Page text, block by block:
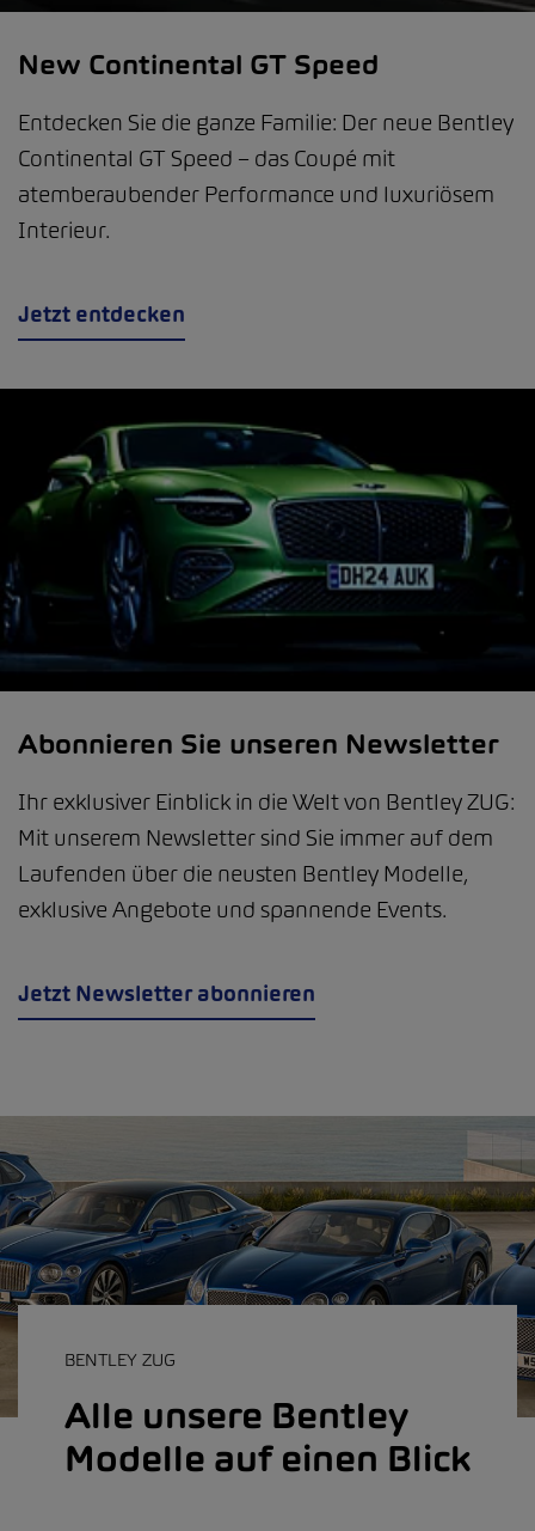
New Continental GT Speed
Entdecken Sie die ganze Familie: Der neue Bentley
Continental GT Speed – das Coupé mit
atemberaubender Performance und luxuriösem
Interieur.
Jetzt entdecken
Abonnieren Sie unseren Newsletter
Ihr exklusiver Einblick in die Welt von Bentley ZUG:
Mit unserem Newsletter sind Sie immer auf dem
Laufenden über die neusten Bentley Modelle,
exklusive Angebote und spannende Events.
Jetzt Newsletter abonnieren
BENTLEY ZUG
Alle unsere Bentley
Modelle auf einen Blick